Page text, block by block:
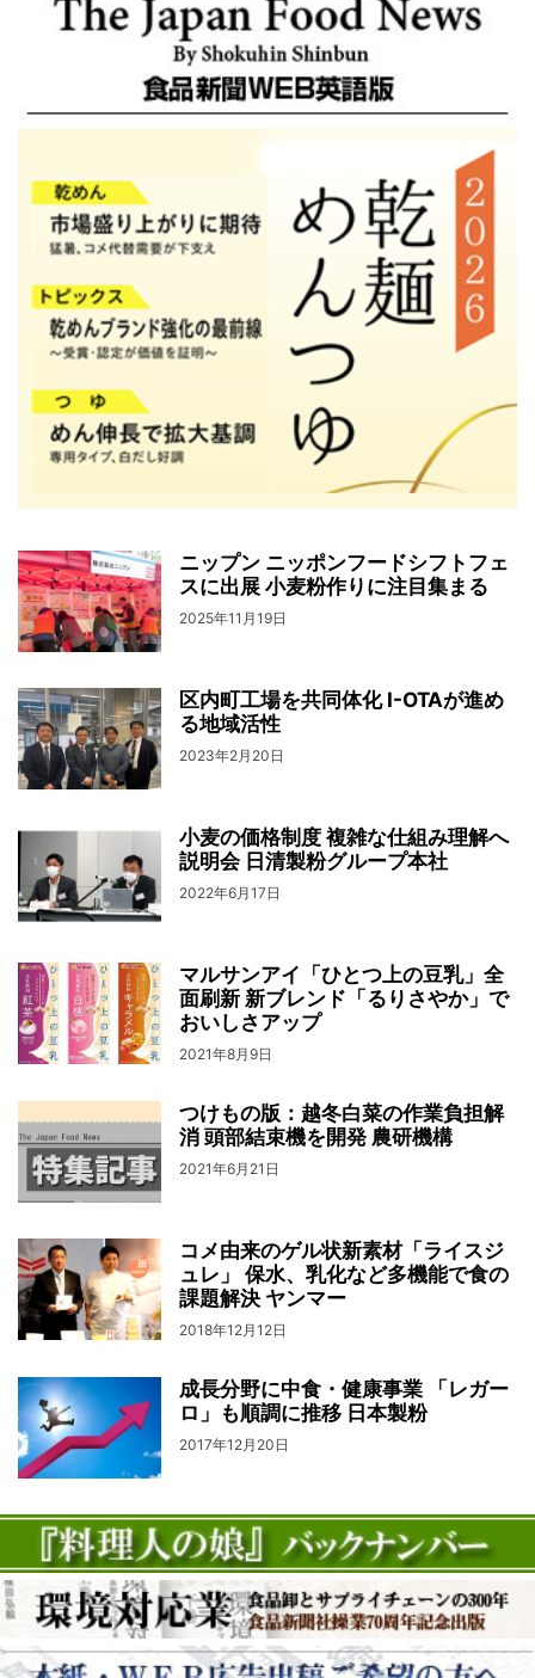
ニップン ニッポンフードシフトフェ
スに出展 小麦粉作りに注目集まる
2025年11月19日
区内町工場を共同体化 I-OTAが進め
る地域活性
2023年2月20日
小麦の価格制度 複雑な仕組み理解へ
説明会 日清製粉グループ本社
2022年6月17日
マルサンアイ「ひとつ上の豆乳」全
面刷新 新ブレンド「るりさやか」で
おいしさアップ
2021年8月9日
つけもの版：越冬白菜の作業負担解
消 頭部結束機を開発 農研機構
2021年6月21日
コメ由来のゲル状新素材「ライスジ
ュレ」 保水、乳化など多機能で食の
課題解決 ヤンマー
2018年12月12日
成長分野に中食・健康事業 「レガー
ロ」も順調に推移 日本製粉
2017年12月20日